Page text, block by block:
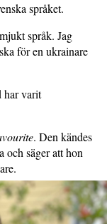
språket.
språk. Jag
för en ukrainare
har varit
. Den kändes
och säger att hon